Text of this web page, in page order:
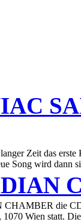
Zeit das erste
Song wird dann
die
Wien statt.